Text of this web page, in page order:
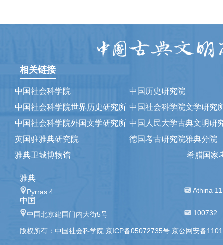
相关链接
中国社会科学院
中国历史研究院
中国社会科学院世界历史研究所 中国社会科学院文学研究
中国社会科学院外国文学研究所 中国人民大学古典文明研
英国驻雅典研究院
德国考古研究院雅典分院
雅典卫城博物馆
希腊国家
雅典
Pyrras 4 Athina
中国
中国北京建国门内大街5号 100732
版权所有：中国社会科学院 京ICP备05072735号 京公网安备